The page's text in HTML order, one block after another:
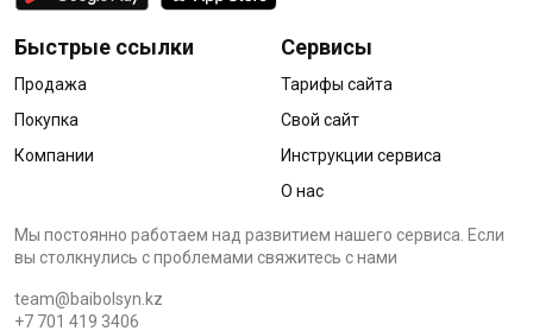
Быстрые ссылки
Продажа
Покупка
Компании
Сервисы
Тарифы сайта
Свой сайт
Инструкции сервиса
О нас
Мы постоянно работаем над развитием нашего сервиса. Если
вы столкнулись с проблемами cвяжитесь с нами
team@baibolsyn.kz
+7 701 419 3406